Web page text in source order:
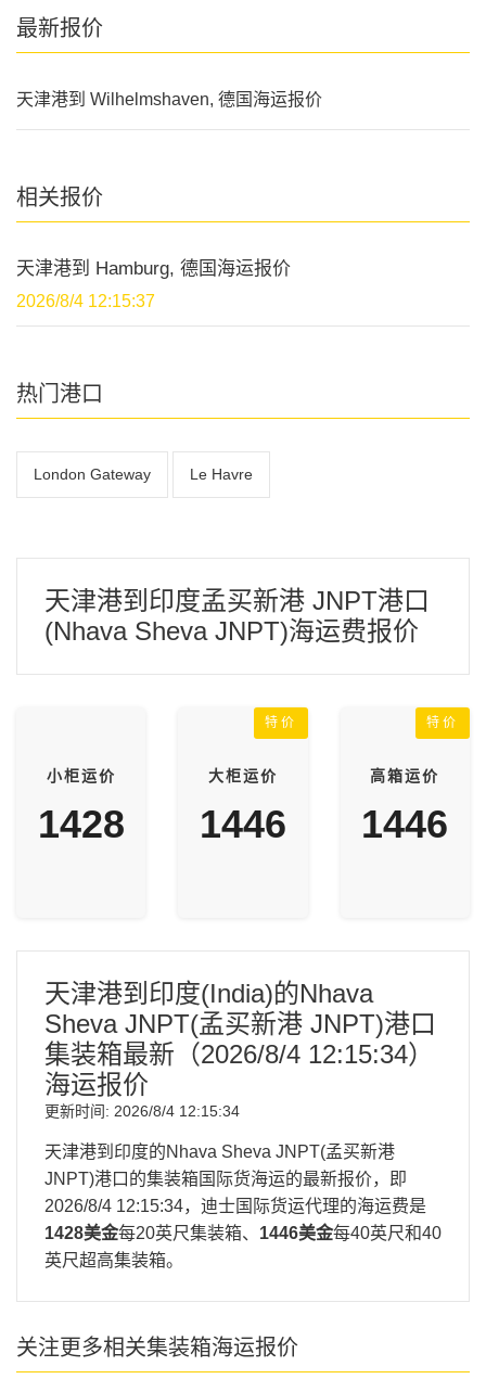
最新报价
天津港到 Wilhelmshaven, 德国海运报价
相关报价
天津港到 Hamburg, 德国海运报价
2026/8/4 12:15:37
热门港口
London Gateway Le Havre
天津港到印度孟买新港 JNPT港口
(Nhava Sheva JNPT)海运费报价
小柜运价
1428
特价
大柜运价
1446
特价
高箱运价
1446
天津港到印度(India)的Nhava
Sheva JNPT(孟买新港 JNPT)港口
集装箱最新（2026/8/4 12:15:34）
海运报价
更新时间: 2026/8/4 12:15:34
天津港到印度的Nhava Sheva JNPT(孟买新港
JNPT)港口的集装箱国际货海运的最新报价，即
2026/8/4 12:15:34，迪士国际货运代理的海运费是
1428美金每20英尺集装箱、 1446美金每40英尺和40
英尺超高集装箱。
关注更多相关集装箱海运报价